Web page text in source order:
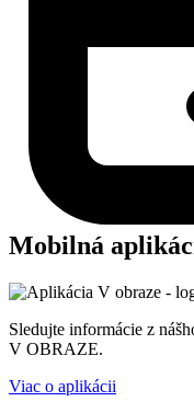
Mobilná
Sledujte informácie z
V OBRAZE.
Viac o aplikácii